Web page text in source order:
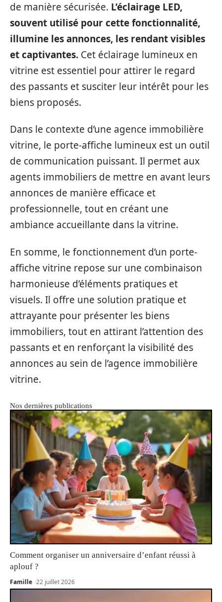
de manière sécurisée. L’éclairage LED,
souvent utilisé pour cette fonctionnalité,
illumine les annonces, les rendant visibles
et captivantes. Cet éclairage lumineux en
vitrine est essentiel pour attirer le regard
des passants et susciter leur intérêt pour les
biens proposés.
Dans le contexte d’une agence immobilière
vitrine, le porte-affiche lumineux est un outil
de communication puissant. Il permet aux
agents immobiliers de mettre en avant leurs
annonces de manière efficace et
professionnelle, tout en créant une
ambiance accueillante dans la vitrine.
En somme, le fonctionnement d’un porte-
affiche vitrine repose sur une combinaison
harmonieuse d’éléments pratiques et
visuels. Il offre une solution pratique et
attrayante pour présenter les biens
immobiliers, tout en attirant l’attention des
passants et en renforçant la visibilité des
annonces au sein de l’agence immobilière
vitrine.
Nos dernières publications
Comment organiser un anniversaire d’enfant réussi à
aplouf ?
Famille 22 juillet 2026